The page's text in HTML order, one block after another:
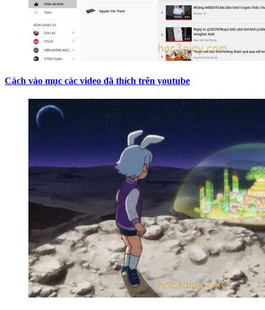
Cách vào mục các video đã thích trên youtube